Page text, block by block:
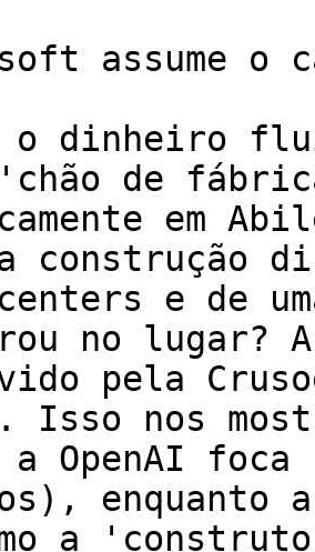
assume o
o dinheiro
de
em
construção
e de
no
pela
Isso nos
OpenAI
enquanto
a